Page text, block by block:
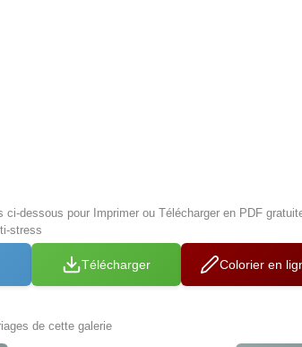
ci-dessous pour Imprimer ou Télécharger en PDF
stress
Télécharger Colorier en
de cette galerie